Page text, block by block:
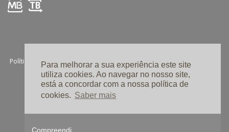
Para melhorar a sua experiência este site
utiliza cookies. Ao navegar no nosso site,
está a concordar com a nossa política de
cookies. Saber mais
Compreendi
Política de Privacidade e Proteção de Dados |Resolução de Conflitos |
Condições de Venda |Livro de Reclamações Online |
Design e DesenvolvimentoLinkage